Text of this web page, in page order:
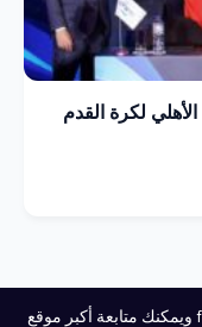
لكرة القدم
© جميع الحقوق محفوظة لموقع food website ويمكنك متابعة أكبر موقع